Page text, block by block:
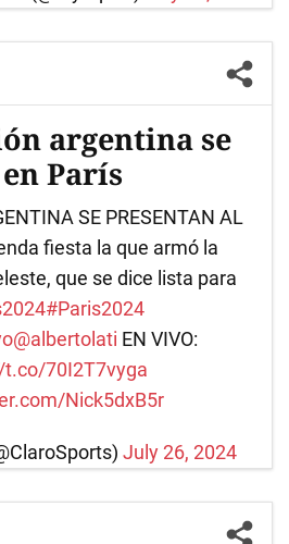
argentina se
París
SE PRESENTAN AL
fiesta la que armó la
que se dice lista para
#Paris2024
@albertolati EN VIVO:
t.co/70I2T7vyga
Nick5dxB5r
July 26, 2024